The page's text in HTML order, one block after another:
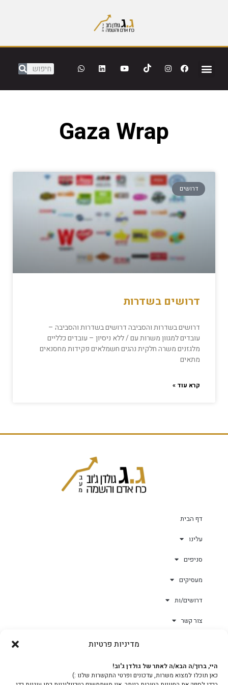
מדיניות פרטיות
היי, ברוך/ה הבא/ה לאתר של גולדן ג'וב!
כאן תוכלו למצוא משרות, עדכונים ופרטי התקשרות שלנו :)
Gaza Wrap
דרושים
דרושים בשדרות
דרושים בשדרות והסביבה דרושים בשדרות והסביבה –
עובדים למגוון משרות עם / ללא ניסיון – עובדים כלליים
מלגזנים משרה חלקית נהגים חשמלאים פקידות מחסנאים
מתאים
קרא עוד »
דף הבית
עלינו
סניפים
מעסיקים
דרושים/ות
צור קשר
צוות